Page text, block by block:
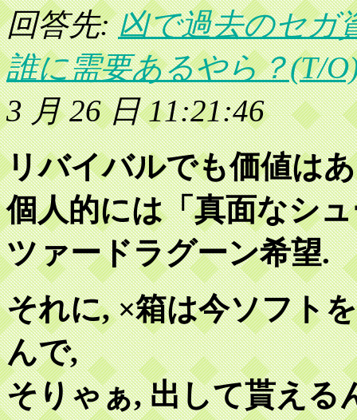
回答先:凶で過去のセガ
誰に需要あるやら？(T/
3 月 26 日 11:21:46
リバイバルでも価値は
個人的には「真面なシ
ツァードラグーン希望.
それに, ×箱は今ソフト
んで,
そりゃぁ, 出して貰える